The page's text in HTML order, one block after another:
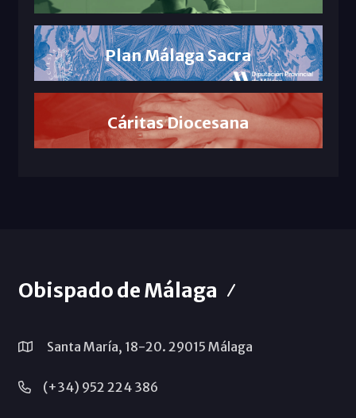
Plan Málaga Sacra
Cáritas Diocesana
Obispado de Málaga
Santa María, 18-20. 29015 Málaga
(+34) 952 224 386